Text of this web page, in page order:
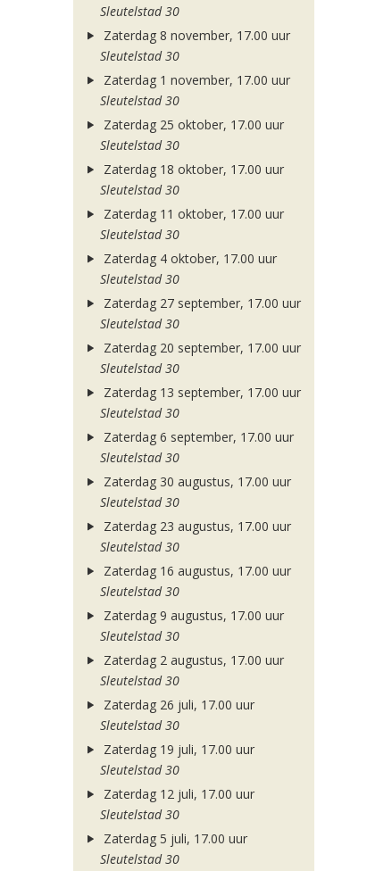
Sleutelstad 30
Zaterdag 8 november, 17.00 uur
Sleutelstad 30
Zaterdag 1 november, 17.00 uur
Sleutelstad 30
Zaterdag 25 oktober, 17.00 uur
Sleutelstad 30
Zaterdag 18 oktober, 17.00 uur
Sleutelstad 30
Zaterdag 11 oktober, 17.00 uur
Sleutelstad 30
Zaterdag 4 oktober, 17.00 uur
Sleutelstad 30
Zaterdag 27 september, 17.00 uur
Sleutelstad 30
Zaterdag 20 september, 17.00 uur
Sleutelstad 30
Zaterdag 13 september, 17.00 uur
Sleutelstad 30
Zaterdag 6 september, 17.00 uur
Sleutelstad 30
Zaterdag 30 augustus, 17.00 uur
Sleutelstad 30
Zaterdag 23 augustus, 17.00 uur
Sleutelstad 30
Zaterdag 16 augustus, 17.00 uur
Sleutelstad 30
Zaterdag 9 augustus, 17.00 uur
Sleutelstad 30
Zaterdag 2 augustus, 17.00 uur
Sleutelstad 30
Zaterdag 26 juli, 17.00 uur
Sleutelstad 30
Zaterdag 19 juli, 17.00 uur
Sleutelstad 30
Zaterdag 12 juli, 17.00 uur
Sleutelstad 30
Zaterdag 5 juli, 17.00 uur
Sleutelstad 30